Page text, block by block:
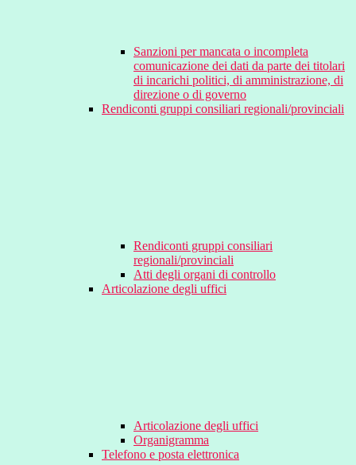
Sanzioni per mancata o incompleta
comunicazione dei dati da parte dei titolari
di incarichi politici, di amministrazione, di
direzione o di governo
Rendiconti gruppi consiliari regionali/provinciali
Rendiconti gruppi consiliari
regionali/provinciali
Atti degli organi di controllo
Articolazione degli uffici
Articolazione degli uffici
Organigramma
Telefono e posta elettronica